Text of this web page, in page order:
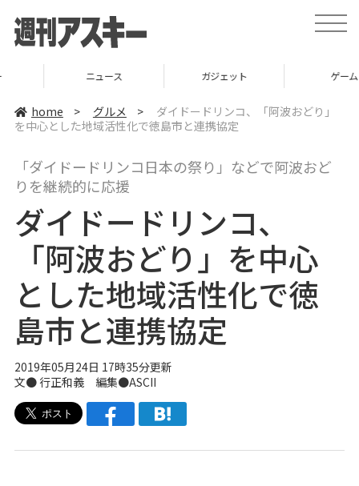
t
o
e
t
ガジェット
home > グルメ >
ダイドードリンコ、「阿波おどり」
を中心とした地域活性化で徳島市と連携協定
「ダイドードリンコ日本の祭り」などで阿波おど
りを継続的に応援
ダイドードリンコ、
「阿波おどり」を中心
とした地域活性化で徳
島市と連携協定
2019年05月24日 17時35分更新
文● 行正和義 編集●ASCII